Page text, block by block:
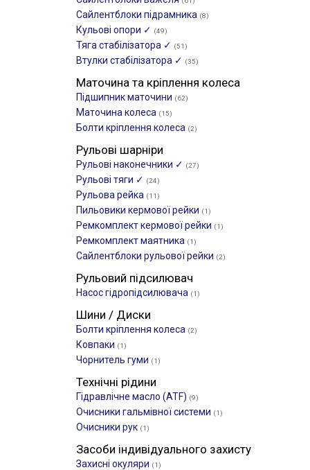
Сайлентблоки підрамника (8)
Кульові опори ✓ (49)
Тяга стабілізатора ✓ (51)
Втулки стабілізатора ✓ (35)
Маточина та кріплення колеса
Підшипник маточини (62)
Маточина колеса (15)
Болти кріплення колеса (2)
Рульові шарніри
Рульові наконечники ✓ (27)
Рульові тяги ✓ (24)
Рульова рейка (11)
Пильовики кермової рейки (1)
Ремкомплект кермової рейки (1)
Ремкомплект маятника (1)
Сайлентблоки рульової рейки (2)
Рульовий підсилювач
Насос гідропідсилювача (1)
Шини / Диски
Болти кріплення колеса (2)
Ковпаки (1)
Чорнитель гуми (1)
Технічні рідини
Гідравлічне масло (ATF) (9)
Очисники гальмівної системи (1)
Очисники рук (1)
Засоби індивідуального захисту
Захисні окуляри (1)